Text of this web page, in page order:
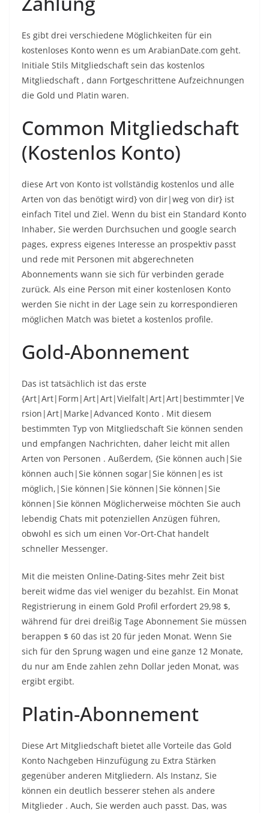
Es gibt drei verschiedene Möglichkeiten für ein
kostenloses Konto wenn es um ArabianDate.com geht.
Initiale Stils Mitgliedschaft sein das kostenlos
Mitgliedschaft , dann Fortgeschrittene Aufzeichnungen
die Gold und Platin waren.
Common Mitgliedschaft
(Kostenlos Konto)
diese Art von Konto ist vollständig kostenlos und alle
Arten von das benötigt wird} von dir|weg von dir} ist
einfach Titel und Ziel. Wenn du bist ein Standard Konto
Inhaber, Sie werden Durchsuchen und google search
pages, express eigenes Interesse an prospektiv passt
und rede mit Personen mit abgerechneten
Abonnements wann sie sich für verbinden gerade
zurück. Als eine Person mit einer kostenlosen Konto
werden Sie nicht in der Lage sein zu korrespondieren
möglichen Match was bietet a kostenlos profile.
Gold-Abonnement
Das ist tatsächlich ist das erste
{Art|Art|Form|Art|Art|Vielfalt|Art|Art|bestimmter|Ve
rsion|Art|Marke|Advanced Konto . Mit diesem
bestimmten Typ von Mitgliedschaft Sie können senden
und empfangen Nachrichten, daher leicht mit allen
Arten von Personen . Außerdem, {Sie können auch|Sie
können auch|Sie können sogar|Sie können|es ist
möglich,|Sie können|Sie können|Sie können|Sie
können|Sie können Möglicherweise möchten Sie auch
lebendig Chats mit potenziellen Anzügen führen,
obwohl es sich um einen Vor-Ort-Chat handelt
schneller Messenger.
Mit die meisten Online-Dating-Sites mehr Zeit bist
bereit widme das viel weniger du bezahlst. Ein Monat
Registrierung in einem Gold Profil erfordert 29,98 $,
während für drei dreißig Tage Abonnement Sie müssen
berappen $ 60 das ist 20 für jeden Monat. Wenn Sie
sich für den Sprung wagen und eine ganze 12 Monate,
du nur am Ende zahlen zehn Dollar jeden Monat, was
ergibt ergibt.
Platin-Abonnement
Diese Art Mitgliedschaft bietet alle Vorteile das Gold
Konto Nachgeben Hinzufügung zu Extra Stärken
gegenüber anderen Mitgliedern. Als Instanz, Sie
können ein deutlich besserer stehen als andere
Mitglieder . Auch, Sie werden auch passt. Das, was